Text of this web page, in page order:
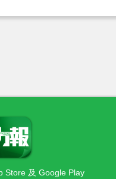
Store 及 Google Play